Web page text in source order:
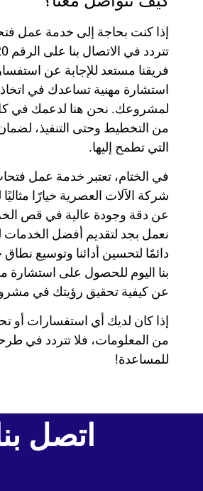
إذا كنت بحاجة إلى خدمة عمل
فريقنا مستعد للإجابة عن
استشارة مهنية تساعدك في اتخاذ
لمشروعك. نحن هنا لدعمك في
من التخطيط وحتى التنفيذ، لضمان
التي تطمح إليها.
في الختام، تعتبر خدمة عمل
شركة الآلات العصرية خيارًا
عن دقة وجودة عالية في قص
نعمل بجد لتقديم أفضل الخدمات
دائمًا لتحسين أدائنا وتوسيع
بنا اليوم للحصول على استشارة
عن كيفية تحقيق رؤيتك في
إذا كان لديك أي استفسارات أو
من المعلومات، فلا تتردد في
للمساعدة!
اتصل